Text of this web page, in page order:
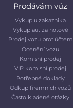
Prodávám vůz
Vykup u zakaznika
Výkup aut za hotové
Prodej vozu protiúčtem
Ocenění vozu
Komisní prodej
VIP komisní prodej
Potřebné doklady
Odkup firemních vozů
Často kladené otázky